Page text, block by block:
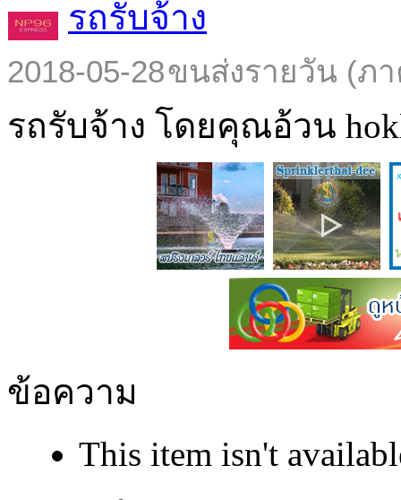
รถรับจ้าง
2018-05-28ขนส่งรายวัน (ภ
รถรับจ้าง โดยคุณอ้วน
ข้อความ
This item isn't